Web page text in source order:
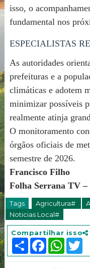
isso, o
fundamental nos
ESPECIALISTAS
As autoridades
prefeituras e a
climáticas e adotem
minimizar possíveis
realmente atinja
O monitoramento
órgãos oficiais de
semestre de 2026.
Francisco Filho
Folha Serrana TV –
Tags Agricultura#
Noticias Local#
Compartilhar isso
S
h
a
F
a
c
W
h
a
T
i